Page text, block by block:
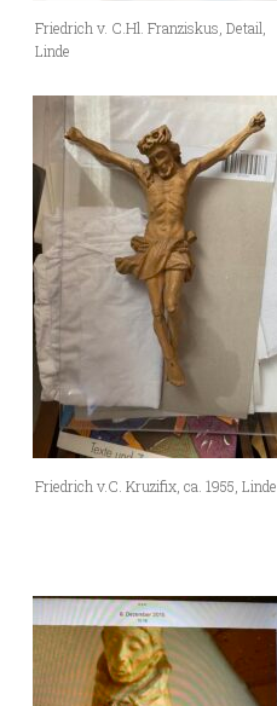
Friedrich v. C.Hl. Franziskus, Detail,
Linde
Friedrich v.C. Kruzifix, ca. 1955, Linde